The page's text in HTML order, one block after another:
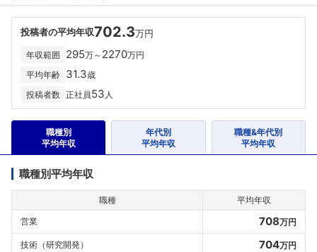
投稿者の平均年収702.3万円
年収範囲 295万～ 2270万円
平均年齢 31.3歳
投稿者数 正社員53 人
職種別
平均年収
年代別
平均年収
職種&年代別
平均年収
職種別平均年収
職種
平均年収
営業
708万円
技術（研究開発） 704万円